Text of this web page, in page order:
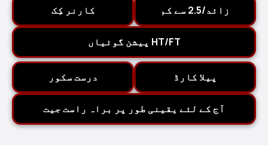
زائد/2.5 سے کم کارنر کِک
HT/FT پیشن گوئیاں
پیلا کارڈ درست سکور
آج کے لئے یقینی طور پر براہ راست جیت